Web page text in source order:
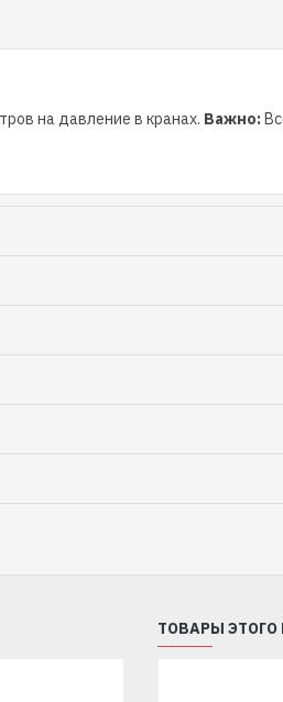
на давление в кранах. Важно:
ТОВАРЫ ЭТОГО